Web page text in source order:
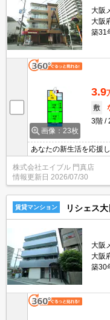
大阪
大阪
築31
画像：23枚
3.9
敷
3階
あなたの新生活を応援
株式会社エイブル 門真店
情報更新日 2026/07/30
賃貸マンション リシェス大
大阪
大阪
築30